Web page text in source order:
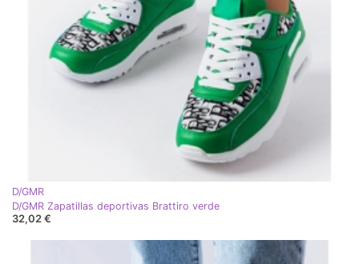
D/GMR
D/GMR Zapatillas deportivas Brattiro verde
32,02 €